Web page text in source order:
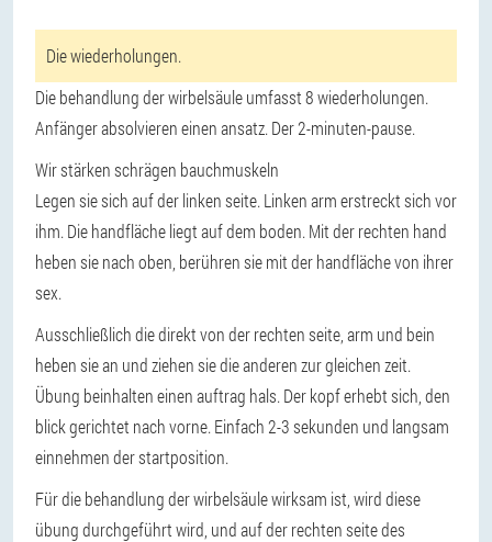
Die wiederholungen.
Die behandlung der wirbelsäule umfasst 8 wiederholungen.
Anfänger absolvieren einen ansatz. Der 2-minuten-pause.
Wir stärken schrägen bauchmuskeln
Legen sie sich auf der linken seite. Linken arm erstreckt sich vor
ihm. Die handfläche liegt auf dem boden. Mit der rechten hand
heben sie nach oben, berühren sie mit der handfläche von ihrer
sex.
Ausschließlich die direkt von der rechten seite, arm und bein
heben sie an und ziehen sie die anderen zur gleichen zeit.
Übung beinhalten einen auftrag hals. Der kopf erhebt sich, den
blick gerichtet nach vorne. Einfach 2-3 sekunden und langsam
einnehmen der startposition.
Für die behandlung der wirbelsäule wirksam ist, wird diese
übung durchgeführt wird, und auf der rechten seite des